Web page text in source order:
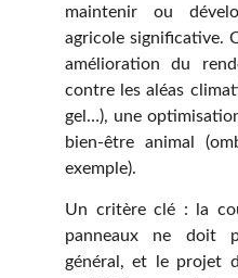
maintenir ou
agricole significative.
amélioration du
contre les aléas
gel…), une
bien-être animal
exemple).
Un critère clé : la
panneaux ne doit
général, et le projet